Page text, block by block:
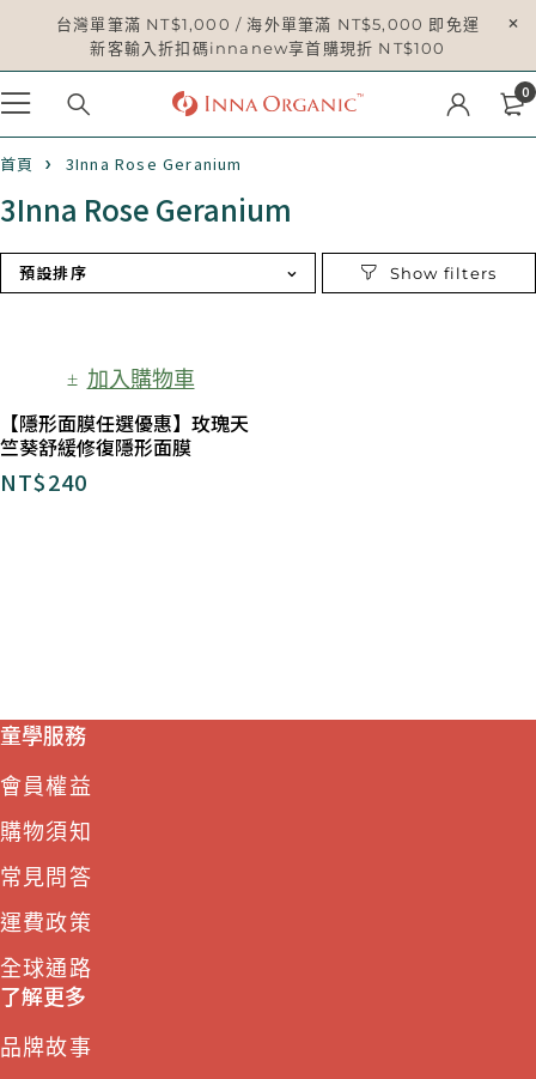
台灣單筆滿 NT$1,000 / 海外單筆滿 NT$5,000 即免運
新客輸入折扣碼innanew享首購現折 NT$100
0
首頁 3Inna Rose Geranium
3Inna Rose Geranium
預設排序
加入購物車
【隱形面膜任選優惠】玫瑰天
竺葵舒緩修復隱形面膜
NT$240
童學服務
會員權益
購物須知
常見問答
運費政策
全球通路
了解更多
品牌故事